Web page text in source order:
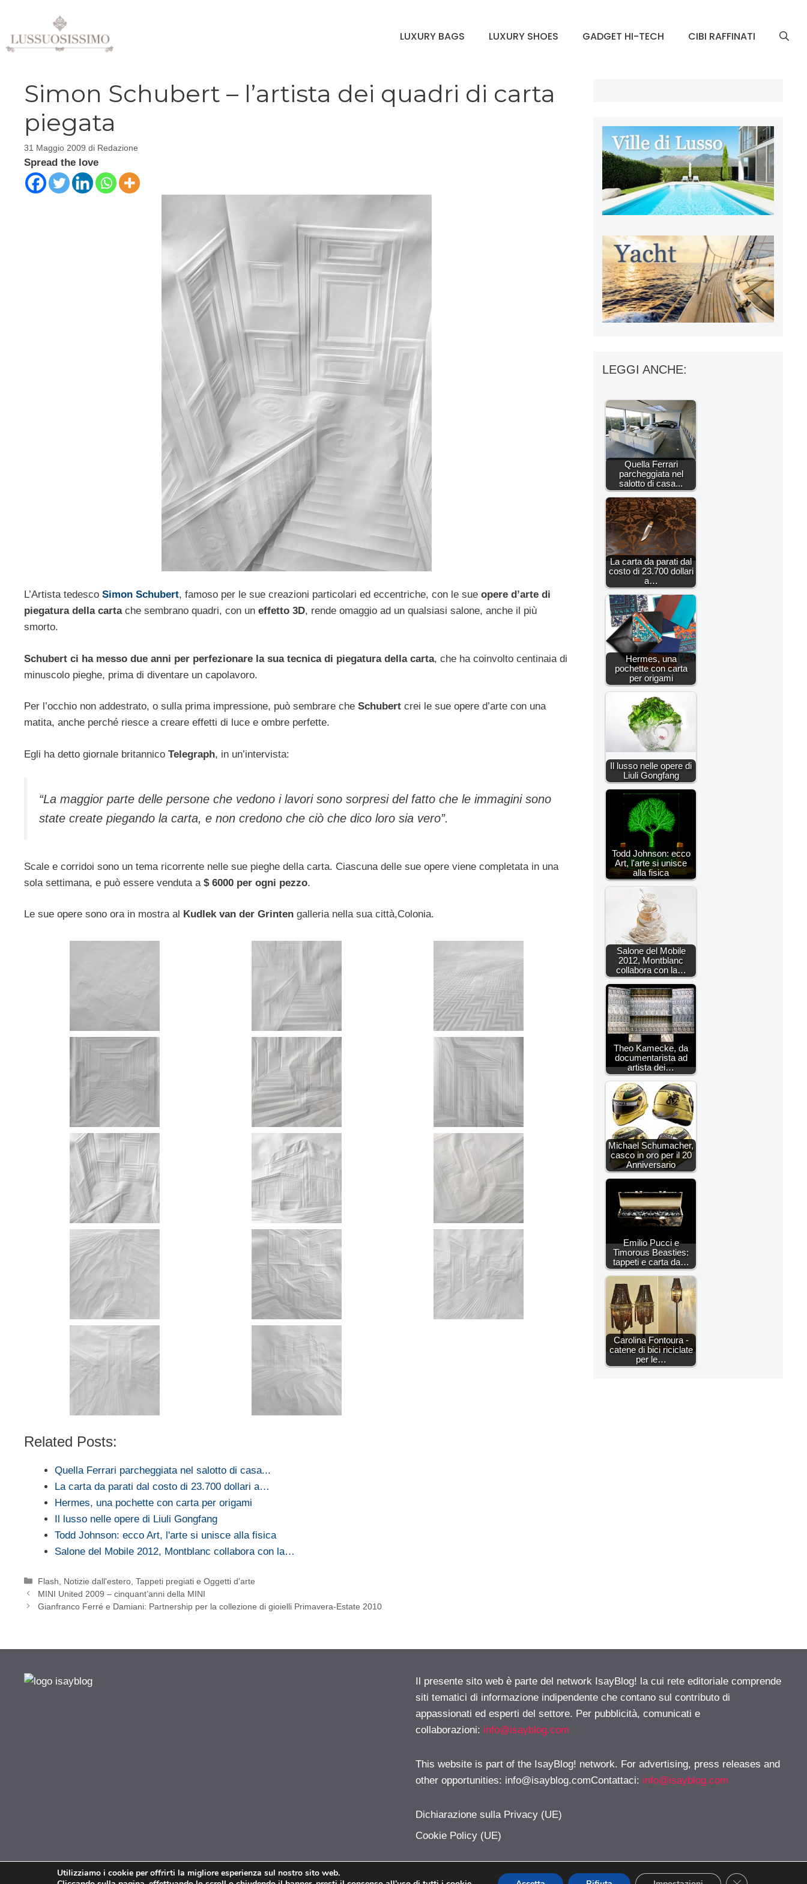
contenuto
LUXURY BAGS LUXURY SHOES GADGET HI-TECH CIBI RAFFINATI
Simon Schubert – l’artista dei quadri di carta
piegata
31 Maggio 2009 di Redazione
Spread the love
L’Artista tedesco Simon Schubert, famoso per le sue creazioni particolari ed eccentriche, con le sue opere d’arte di
piegatura della cartache sembrano quadri, con un effetto 3D, rende omaggio ad un qualsiasi salone, anche il più
smorto.
Schubert ci ha messo due anni per perfezionare la sua tecnica di piegatura della carta, che ha coinvolto centinaia di
minuscolo pieghe, prima di diventare un capolavoro.
Per l’occhio non addestrato, o sulla prima impressione, può sembrare che Schubert crei le sue opere d’arte con una
matita, anche perché riesce a creare effetti di luce e ombre perfette.
Egli ha detto giornale britannico Telegraph, in un’intervista:
“La maggior parte delle persone che vedono i lavori sono sorpresi del fatto che le immagini sono
state create piegando la carta, e non credono che ciò che dico loro sia vero”.
Scale e corridoi sono un tema ricorrente nelle sue pieghe della carta. Ciascuna delle sue opere viene completata in una
sola settimana, e può essere venduta a $ 6000 per ogni pezzo.
Le sue opere sono ora in mostra al Kudlek van der Grinten galleria nella sua città,Colonia.
Related Posts:
Quella Ferrari parcheggiata nel salotto di casa...
La carta da parati dal costo di 23.700 dollari a…
Hermes, una pochette con carta per origami
Il lusso nelle opere di Liuli Gongfang
Todd Johnson: ecco Art, l'arte si unisce alla fisica
Salone del Mobile 2012, Montblanc collabora con la…
Categorie
Flash Notizie dall'estero ,Tappeti pregiati e Oggetti d'arte
MINI United 2009 – cinquant’anni della MINI
Gianfranco Ferré e Damiani: Partnership per la collezione di gioielli Primavera-Estate 2010
LEGGI ANCHE:
Quella Ferrari
parcheggiata nel
salotto di casa...
La carta da parati dal
costo di 23.700 dollari
a…
Hermes, una
pochette con carta
per origami
Il lusso nelle opere di
Liuli Gongfang
Todd Johnson: ecco
Art, l'arte si unisce
alla fisica
Salone del Mobile
2012, Montblanc
collabora con la…
Theo Kamecke, da
documentarista ad
artista dei…
Michael Schumacher,
casco in oro per il 20
Anniversario
Emilio Pucci e
Timorous Beasties:
tappeti e carta da…
Carolina Fontoura -
catene di bici riciclate
per le…
Il presente sito web è parte del network IsayBlog! la cui rete editoriale comprende
siti tematici di informazione indipendente che contano sul contributo di
appassionati ed esperti del settore. Per pubblicità, comunicati e
collaborazioni: info@isayblog.com
This website is part of the IsayBlog! network. For advertising, press releases and
other opportunities: info@isayblog.comContattaci: info@isayblog.com
Dichiarazione sulla Privacy (UE)
Cookie Policy (UE)
Utilizziamo i cookie per offrirti la migliore esperienza sul nostro sito web.
CLOSE GDPR